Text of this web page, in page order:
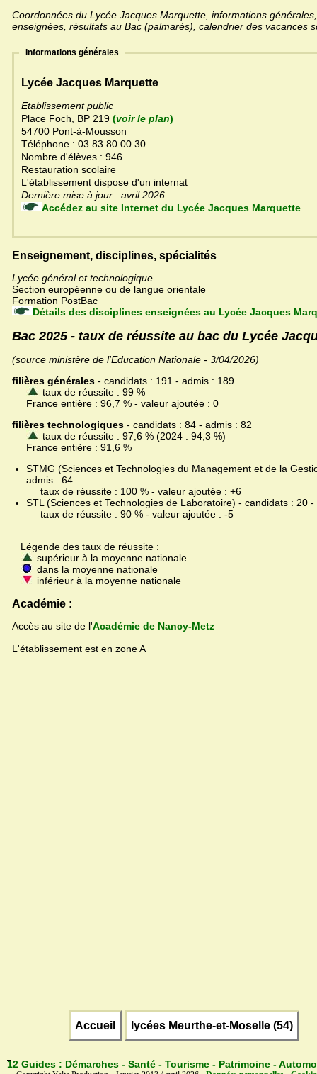
Coordonnées du Lycée Jacques Marquette, informations
enseignées, résultats au Bac (palmarès), calendrier des vacances
Informations générales
Lycée Jacques Marquette
Etablissement public
Place Foch, BP 219 (voir le plan)
54700 Pont-à-Mousson
Téléphone : 03 83 80 00 30
Nombre d'élèves : 946
Restauration scolaire
L'établissement dispose d'un internat
Dernière mise à jour : avril 2026
Accédez au site Internet du Lycée Jacques Marquette
Enseignement, disciplines, spécialités
Lycée général et technologique
Section européenne ou de langue orientale
Formation PostBac
Détails des disciplines enseignées au Lycée Jacques
Bac 2025 - taux de réussite au bac du Lycée
(source ministère de l'Education Nationale - 3/04/2026)
filières générales - candidats : 191 - admis : 189
taux de réussite : 99 %
France entière : 96,7 % - valeur ajoutée : 0
filières technologiques - candidats : 84 - admis : 82
taux de réussite : 97,6 % (2024 : 94,3 %)
France entière : 91,6 %
STMG (Sciences et Technologies du Management et de la
admis : 64
taux de réussite : 100 % - valeur ajoutée : +6
STL (Sciences et Technologies de Laboratoire) - candidats : 20
taux de réussite : 90 % - valeur ajoutée : -5
Légende des taux de réussite :
supérieur à la moyenne nationale
dans la moyenne nationale
inférieur à la moyenne nationale
Académie :
Accès au site de l'Académie de Nancy-Metz
L'établissement est en zone A
Accueil lycées Meurthe-et-Moselle (54)
12 Guides : Démarches - Santé - Tourisme - Patrimoine -